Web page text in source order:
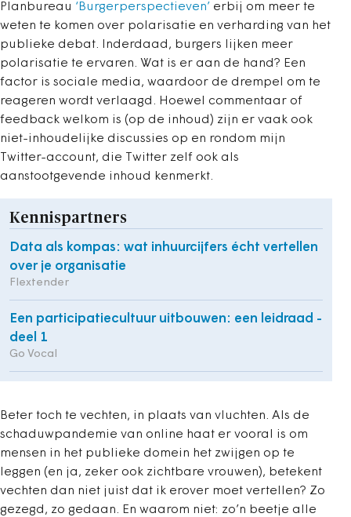
Planbureau ‘Burgerperspectieven’ erbij om meer te
weten te komen over polarisatie en verharding van het
publieke debat. Inderdaad, burgers lijken meer
polarisatie te ervaren. Wat is er aan de hand? Een
factor is sociale media, waardoor de drempel om te
reageren wordt verlaagd. Hoewel commentaar of
feedback welkom is (op de inhoud) zijn er vaak ook
niet-inhoudelijke discussies op en rondom mijn
Twitter-account, die Twitter zelf ook als
aanstootgevende inhoud kenmerkt.
Kennispartners
Data als kompas: wat inhuurcijfers écht vertellen
over je organisatie
Flextender
Een participatiecultuur uitbouwen: een leidraad -
deel 1
Go Vocal
Beter toch te vechten, in plaats van vluchten. Als de
schaduwpandemie van online haat er vooral is om
mensen in het publieke domein het zwijgen op te
leggen (en ja, zeker ook zichtbare vrouwen), betekent
vechten dan niet juist dat ik erover moet vertellen? Zo
gezegd, zo gedaan. En waarom niet: zo’n beetje alle